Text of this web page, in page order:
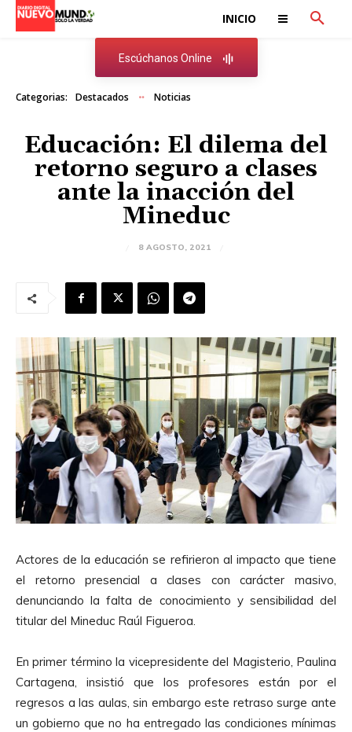
INICIO
Escúchanos Online
Categorias: Destacados Noticias
Educación: El dilema del
retorno seguro a clases
ante la inacción del
Mineduc
8 AGOSTO, 2021
Actores de la educación se refirieron al impacto que tiene
el retorno presencial a clases con carácter masivo,
denunciando la falta de conocimiento y sensibilidad del
titular del Mineduc Raúl Figueroa.
En primer término la vicepresidente del Magisterio, Paulina
Cartagena, insistió que los profesores están por el
regresos a las aulas, sin embargo este retraso surge ante
un gobierno que no ha entregado las condiciones mínimas